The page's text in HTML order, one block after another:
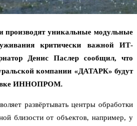
производят уникальные модульные
критически важной ИТ-
Денис Паслер сообщил, что
компании «ДАТАРК» будут
ИННОПРОМ.
развёртывать центры обработки
близости от объектов, например, у